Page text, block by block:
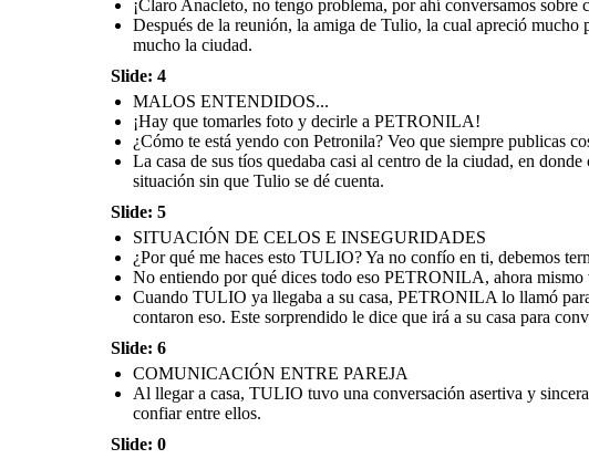
Cuando TULIO ya llegaba a su casa, PETRONILA lo
llamó para decirle que no confiaba en él porque
estaba saliendo con alguien más y que deben
terminar, ya que sus amigas le contaron eso. Este
sorprendido le dice que irá a su casa para conversar
tranquilamente.
asertiva y sincera con PETRONILA para explicar la
situación que no era como ella decía, en donde, al
final deciden reconciliarse y confiar entre ellos.
COMUNICACIÓN ENTRE PAREJA
Después de la reunión, la amiga de Tulio, la cual
apreció mucho porque la apoyó en aquel tiempo
escolar, le pide que la acompañe a la casa de sus tíos,
debido a que no conoce mucho la ciudad.
En verdad lo
siento, debí
primero
escucharte, yo
confío mucho en ti,
pero me asusté
¡Claro Anacleto, no tengo problema, por ahí conversamos sobre
Después de la reunión, la amiga de Tulio, la cual apreció mucho
mucho la ciudad.
Slide: 4
MALOS ENTENDIDOS...
¡Hay que tomarles foto y decirle a PETRONILA!
¿Cómo te está yendo con Petronila? Veo que siempre publicas
La casa de sus tíos quedaba casi al centro de la ciudad, en
situación sin que Tulio se dé cuenta.
Slide: 5
SITUACIÓN DE CELOS E INSEGURIDADES
¿Por qué me haces esto TULIO? Ya no confío en ti, debemos
No entiendo por qué dices todo eso PETRONILA, ahora mismo
Cuando TULIO ya llegaba a su casa, PETRONILA lo llamó
contaron eso. Este sorprendido le dice que irá a su casa para
Slide: 6
COMUNICACIÓN ENTRE PAREJA
Al llegar a casa, TULIO tuvo una conversación asertiva y
confiar entre ellos.
Slide: 0